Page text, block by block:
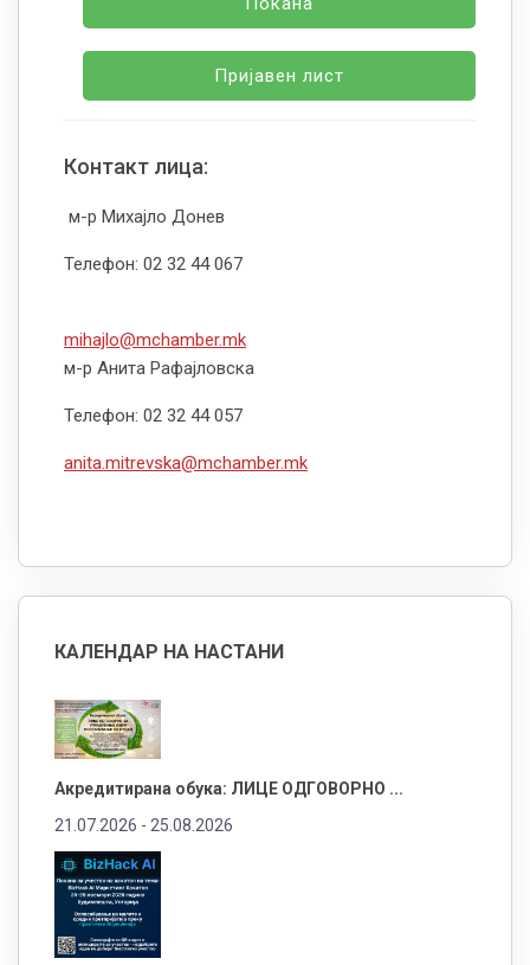
Пријавен лист
Контакт лица:
м-р Михајло Донев
Телефон: 02 32 44 067
mihajlo@mchamber.mk
м-р Анита Рафајловска
Телефон: 02 32 44 057
anita.mitrevska@mchamber.mk
КАЛЕНДАР НА НАСТАНИ
Акредитирана обука: ЛИЦЕ ОДГОВОРНО ...
21.07.2026 - 25.08.2026